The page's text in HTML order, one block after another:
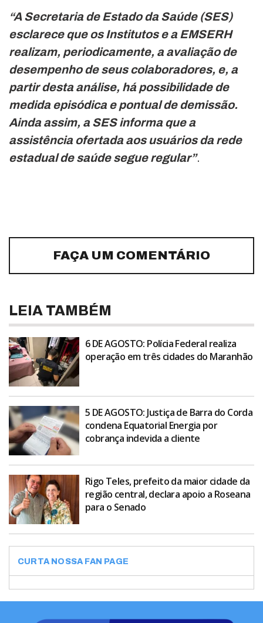
“A Secretaria de Estado da Saúde (SES)
esclarece que os Institutos e a EMSERH
realizam, periodicamente, a avaliação de
desempenho de seus colaboradores, e, a
partir desta análise, há possibilidade de
medida episódica e pontual de demissão.
Ainda assim, a SES informa que a
assistência ofertada aos usuários da rede
estadual de saúde segue regular”.
FAÇA UM COMENTÁRIO
LEIA TAMBÉM
6 DE AGOSTO: Polícia Federal realiza
operação em três cidades do Maranhão
5 DE AGOSTO: Justiça de Barra do Corda
condena Equatorial Energia por
cobrança indevida a cliente
Rigo Teles, prefeito da maior cidade da
região central, declara apoio a Roseana
para o Senado
CURTA NOSSA FAN PAGE